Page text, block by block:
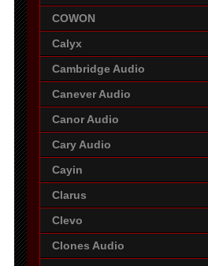
COWON
Calyx
Cambridge Audio
Canever Audio
Canor Audio
Cary Audio
Cayin
Clarus
Clevo
Clones Audio